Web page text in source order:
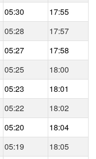
05:30
17:55
05:28
17:57
05:27
17:58
05:25
18:00
05:23
18:01
05:22
18:02
05:20
18:04
05:19
18:05